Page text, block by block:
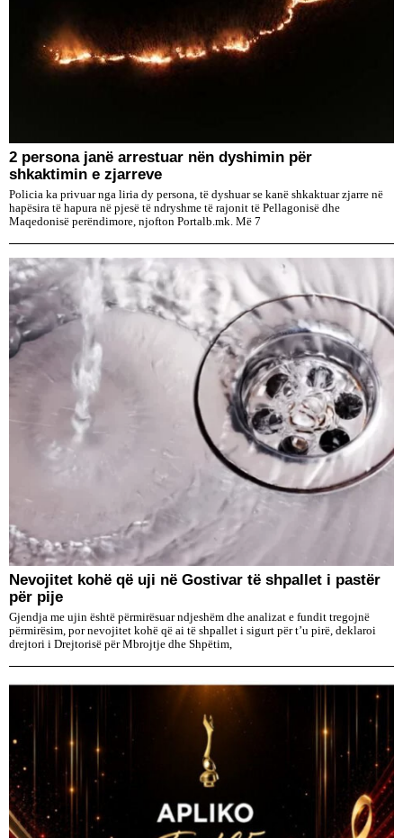
2 persona janë arrestuar nën dyshimin për
shkaktimin e zjarreve
Policia ka privuar nga liria dy persona, të dyshuar se kanë shkaktuar zjarre në
hapësira të hapura në pjesë të ndryshme të rajonit të Pellagonisë dhe
Maqedonisë perëndimore, njofton Portalb.mk. Më 7
Nevojitet kohë që uji në Gostivar të shpallet i pastër
për pije
Gjendja me ujin është përmirësuar ndjeshëm dhe analizat e fundit tregojnë
përmirësim, por nevojitet kohë që ai të shpallet i sigurt për t’u pirë, deklaroi
drejtori i Drejtorisë për Mbrojtje dhe Shpëtim,